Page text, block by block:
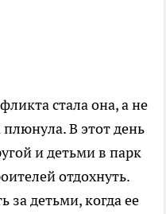
стала она, а не
В этот день
и детьми в парк
отдохнуть.
за детьми, когда ее